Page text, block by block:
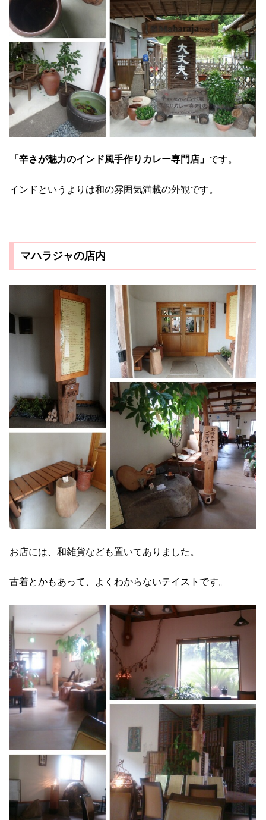
「辛さが魅力のインド風手作りカレー専門店」 です。
インドというよりは和の雰囲気満載の外観です。
マハラジャの店内
お店には、和雑貨なども置いてありました。
古着とかもあって、よくわからないテイストです。